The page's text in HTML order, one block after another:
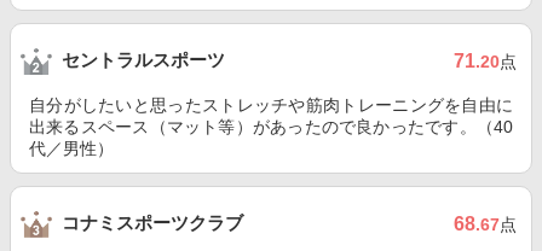
セントラルスポーツ 71.20点
自分がしたいと思ったストレッチや筋肉トレーニングを自由に
出来るスペース（マット等）があったので良かったです。（40
代／男性）
コナミスポーツクラブ 68.67点